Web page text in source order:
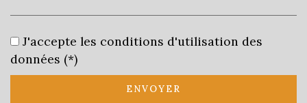
École maternelle
J'accepte les conditions d'utilisation des
données (*)
ENVOYER